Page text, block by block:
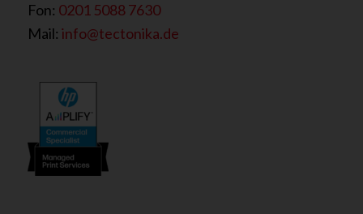
Fon: 0201 5088 7630
Mail: info@tectonika.de